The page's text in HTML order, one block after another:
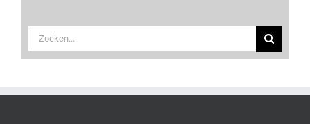
Zoeken
naar: